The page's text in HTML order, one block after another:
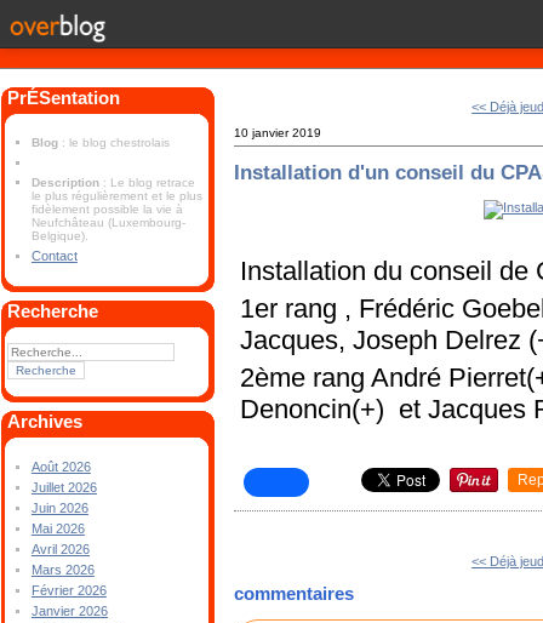
PrÉSentation
Blog : le blog chestrolais
Description : Le blog retrace
le plus régulièrement et le plus
fidèlement possible la vie à
Neufchâteau (Luxembourg-
Belgique).
Contact
Recherche
Archives
Août 2026
Juillet 2026
Juin 2026
Mai 2026
Avril 2026
Mars 2026
Février 2026
Janvier 2026
<< Déjà
10 janvier 2019
Installation d'un conseil du
Installation du conseil de
1er rang , Frédéric
Jacques, Joseph Delrez
2ème rang André
Denoncin(+) et Jacques
<< Déjà
commentaires